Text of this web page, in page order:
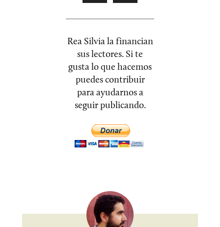
Rea Silvia la financian
sus lectores. Si te
gusta lo que hacemos
puedes contribuir
para ayudarnos a
seguir publicando.